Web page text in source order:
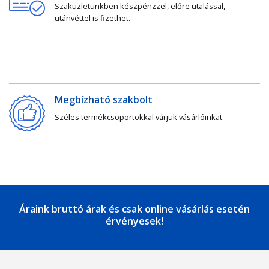
Szaküzletünkben készpénzzel, előre utalással,
utánvéttel is fizethet.
Megbízható szakbolt
Széles termékcsoportokkal várjuk vásárlóinkat.
Áraink bruttó árak és csak online vásárlás esetén
érvényesek!